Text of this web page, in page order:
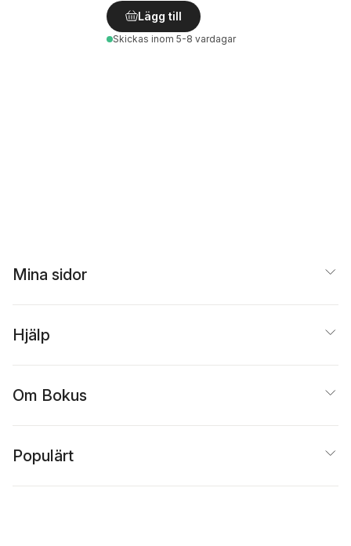
Lägg till
Skickas inom 5-8 vardagar
Mina sidor
Hjälp
Om Bokus
Populärt